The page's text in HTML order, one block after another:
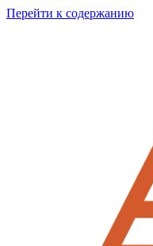
Перейти к содержанию